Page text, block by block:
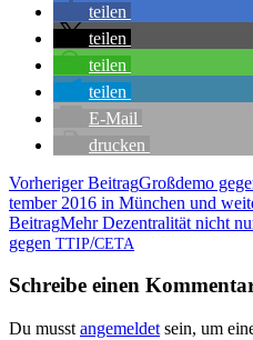
tei­len
tei­len
tei­len
tei­len
E‑Mail
dru­cken
Beitragsnavigation
Vorheriger BeitragGroß­de­mo
tem­ber 2016 in Mün­chen und
BeitragMehr Dezen­tra­li­tät nicht
gegen TTIP/CETA
Schreibe einen
Du musst angemeldet sein, um